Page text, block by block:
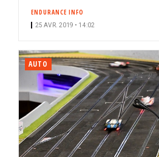
ENDURANCE INFO
25 AVR. 2019 • 14:02
AUTO